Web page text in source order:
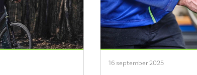
16 september 2025